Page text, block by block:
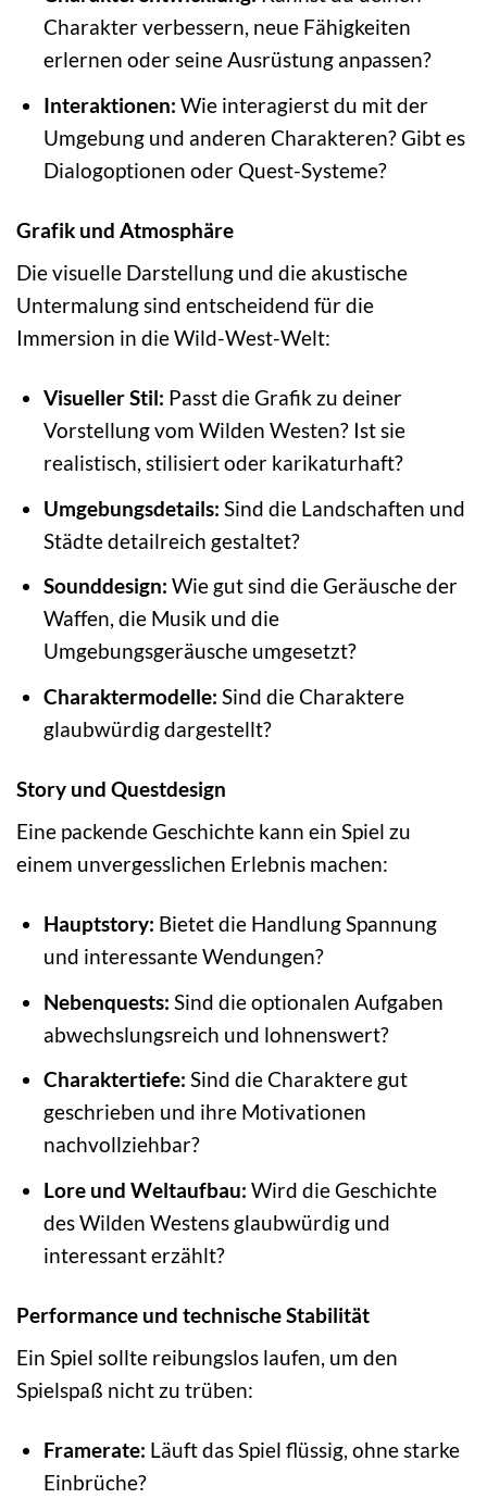
Charakter verbessern, neue Fähigkeiten
erlernen oder seine Ausrüstung anpassen?
Interaktionen: Wie interagierst du mit der
Umgebung und anderen Charakteren? Gibt es
Dialogoptionen oder Quest-Systeme?
Grafik und Atmosphäre
Die visuelle Darstellung und die akustische
Untermalung sind entscheidend für die
Immersion in die Wild-West-Welt:
Visueller Stil: Passt die Grafik zu deiner
Vorstellung vom Wilden Westen? Ist sie
realistisch, stilisiert oder karikaturhaft?
Umgebungsdetails: Sind die Landschaften und
Städte detailreich gestaltet?
Sounddesign: Wie gut sind die Geräusche der
Waffen, die Musik und die
Umgebungsgeräusche umgesetzt?
Charaktermodelle: Sind die Charaktere
glaubwürdig dargestellt?
Story und Questdesign
Eine packende Geschichte kann ein Spiel zu
einem unvergesslichen Erlebnis machen:
Hauptstory: Bietet die Handlung Spannung
und interessante Wendungen?
Nebenquests: Sind die optionalen Aufgaben
abwechslungsreich und lohnenswert?
Charaktertiefe: Sind die Charaktere gut
geschrieben und ihre Motivationen
nachvollziehbar?
Lore und Weltaufbau: Wird die Geschichte
des Wilden Westens glaubwürdig und
interessant erzählt?
Performance und technische Stabilität
Ein Spiel sollte reibungslos laufen, um den
Spielspaß nicht zu trüben:
Framerate: Läuft das Spiel flüssig, ohne starke
Einbrüche?